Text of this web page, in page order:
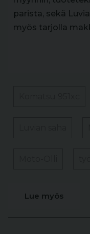
parista, sekä
myös tarjolla
Lue myös